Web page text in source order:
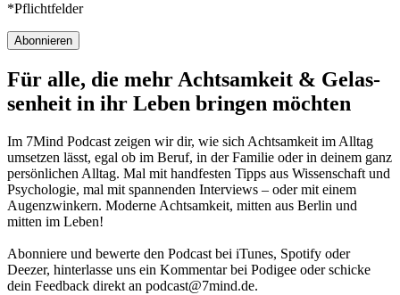
*Pflichtfelder
Abonnieren
Für alle, die mehr Acht­sam­keit & Gelas­
sen­heit in ihr Leben brin­gen möch­ten
Im 7Mind Pod­cast zeigen wir dir, wie sich Acht­sam­keit im Alltag
umset­zen lässt, egal ob im Beruf, in der Fami­lie oder in deinem ganz
per­sön­li­chen Alltag. Mal mit hand­fes­ten Tipps aus Wis­sen­schaft und
Psy­cho­lo­gie, mal mit spannenden Interviews – oder mit einem
Augen­zwin­kern. Moderne Acht­sam­keit, mitten aus Berlin und
mitten im Leben!
Abon­niere und bewerte den Pod­cast bei iTunes, Spo­tify oder
Deezer, hin­ter­lasse uns ein Kom­men­tar bei Podigee oder schi­cke
dein Feed­back direkt an podcast@​7​mind.​de.